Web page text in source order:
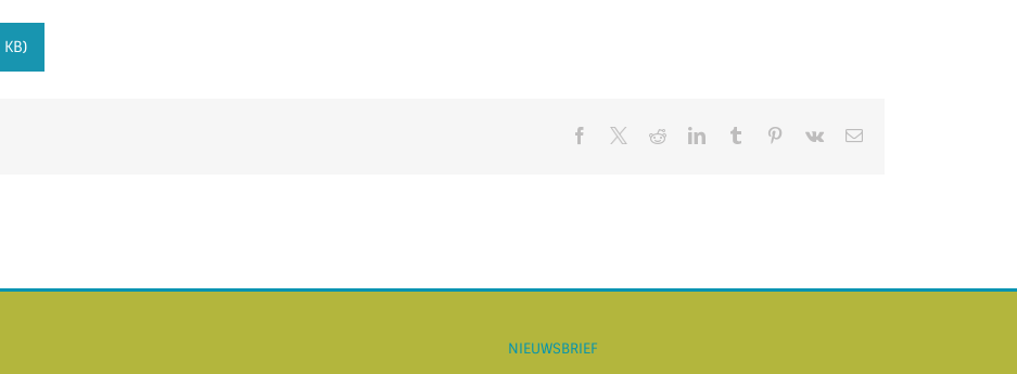
Facebook RedditLinkedInTumblr Pinterest
Vk
E-
NIEUWSBRIEF